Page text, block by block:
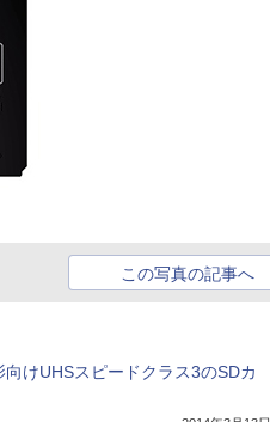
この写真の記事へ
けUHSスピードクラス3のSDカ